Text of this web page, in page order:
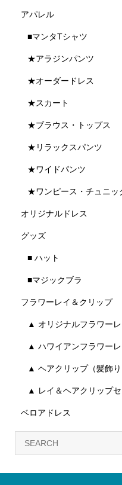
アパレル
■マンタTシャツ
★アラジンパンツ
★オーダードレス
★スカート
★ブラウス・トップス
★リラックスパンツ
★ワイドパンツ
★ワンピース・チュニッ
オリジナルドレス
グッズ
■ ハット
■マジックブラ
フラワーレイ＆クリップ
▲ オリジナルフラワーレ
▲ ハワイアンフラワーレ
▲ ヘアクリップ（髪飾り
▲ レイ＆ヘアクリップセ
ベロアドレス